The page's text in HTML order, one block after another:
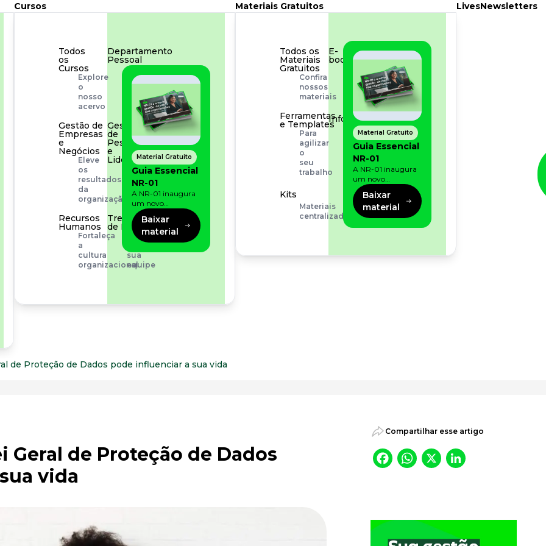
Cursos
Todos
os
Cursos
Explore
o
nosso
acervo
Departamento
Pessoal
Para
simplificar
processos
Gestão de
Empresas
e
Negócios
Eleve
os
resultados
da
organização
Gestão
de
Pessoas
e
Liderança
Capacitação
com
especialistas
Recursos
Humanos
Fortaleça
a
cultura
organizacional
Treinamento
de Produto
Desenvolva
sua
equipe
Material Gratuito
Guia Essencial
NR-01
A NR-01 inaugura
um novo
momento na
prevenção de riscos:
agora, além dos
fatores físicos e
operacionais, as
empresas precisam
olhar também
Baixar
material
Materiais Gratuitos
Todos os
Materiais
Gratuitos
Confira
nossos
materiais
E-
book
Aprofunde
seu
conhecimento
Ferramentas
e Templates
Para
agilizar
o
seu
trabalho
Infográfico
Conteúdo
prático
rápido
Kits
Materiais
centralizados
Material Gratuito
Guia Essencial
NR-01
A NR-01 inaugura
um novo
momento na
prevenção de riscos:
agora, além dos
fatores físicos e
operacionais, as
para os riscos
Baixar
material
LivesNewsletters
de Proteção de Dados pode influenciar a sua vida
Geral de Proteção de Dados
vida
Compartilhar esse artigo
Facebook
WhatsApp
X